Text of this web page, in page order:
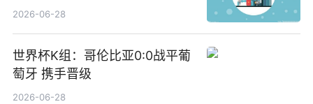
觉
2026-06-28
世界杯K组：哥伦比亚0:0战平葡
萄牙 携手晋级
2026-06-28